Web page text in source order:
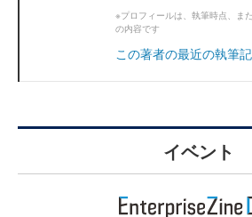
※プロフィールは、執筆時点、ま
の内容です
この著者の最近の執筆
イベント